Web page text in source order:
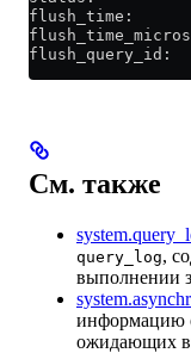
flush_time:
flush_query_id:
См. также
query_log,
выполнении
информацию
ожидающих